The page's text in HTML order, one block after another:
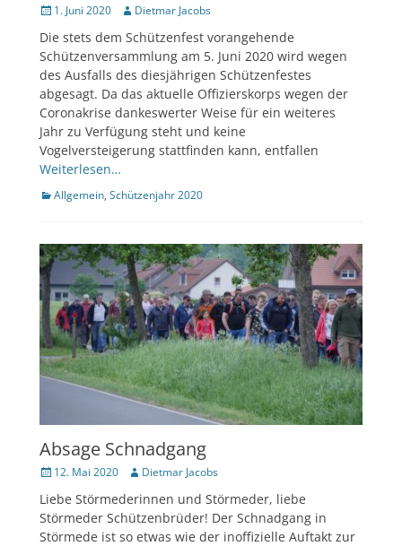
Veröffentlicht
1. Juni 2020 Author
Dietmar Jacobs
Die stets dem Schützenfest vorangehende
Schützenversammlung am 5. Juni 2020 wird wegen
des Ausfalls des diesjährigen Schützenfestes
abgesagt. Da das aktuelle Offizierskorps wegen der
Coronakrise dankeswerter Weise für ein weiteres
Jahr zu Verfügung steht und keine
Vogelversteigerung stattfinden kann, entfallen
Weiterlesen…
Kategorien
Allgemein, Schützenjahr 2020
Absage Schnadgang
Veröffentlicht
12. Mai 2020 Author
Dietmar Jacobs
Liebe Störmederinnen und Störmeder, liebe
Störmeder Schützenbrüder! Der Schnadgang in
Störmede ist so etwas wie der inoffizielle Auftakt zur